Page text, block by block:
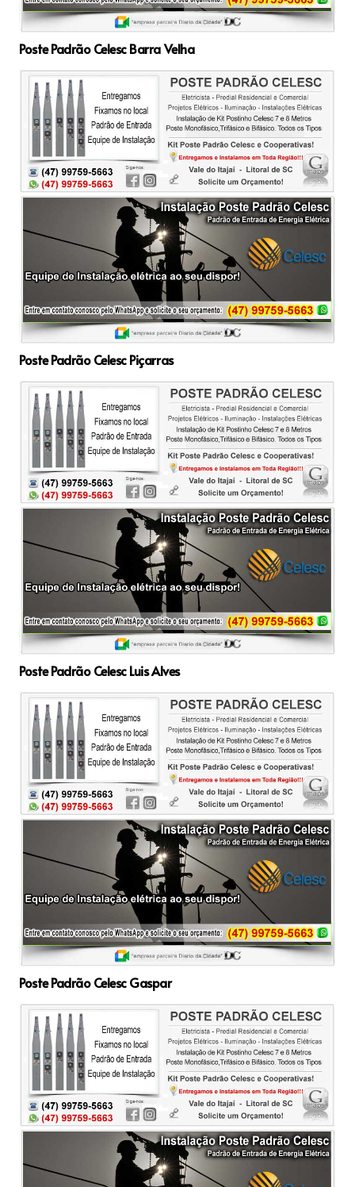
Poste Padrão Celesc Barra Velha
Poste Padrão Celesc Piçarras
Poste Padrão Celesc Luis Alves
Poste Padrão Celesc Gaspar